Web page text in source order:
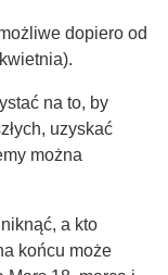
dopiero od
na to, by
uzyskać
można
a kto
końcu może